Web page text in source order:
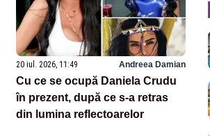
20 iul. 2026, 11:49 Andreea Damian
Cu ce se ocupă Daniela Crudu
în prezent, după ce s-a retras
din lumina reflectoarelor